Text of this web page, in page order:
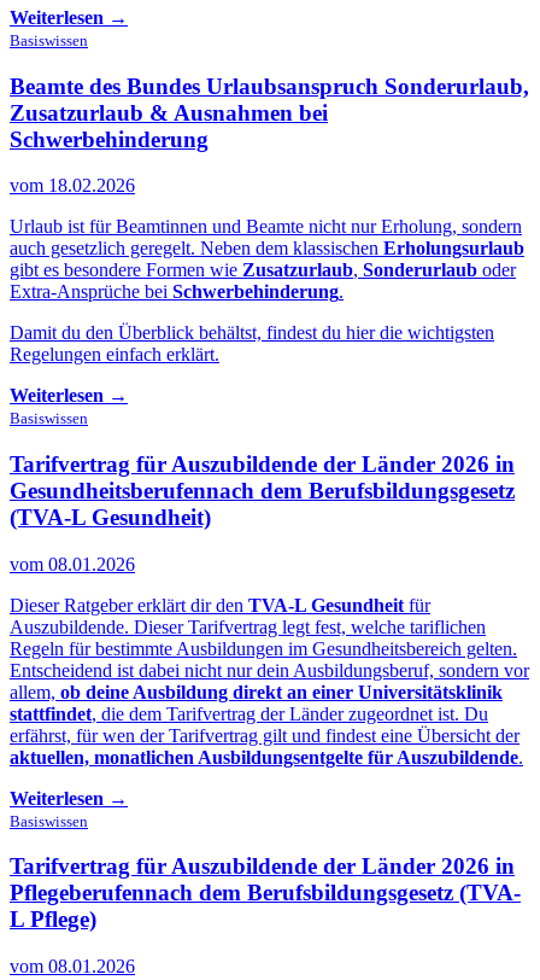
Weiterlesen →
Basiswissen
Beamte des Bundes Urlaubsanspruch Sonderurlaub,
Zusatzurlaub & Ausnahmen bei
Schwerbehinderung
vom 18.02.2026
Urlaub ist für Beamtinnen und Beamte nicht nur Erholung, sondern
auch gesetzlich geregelt. Neben dem klassischen Erholungsurlaub
gibt es besondere Formen wie Zusatzurlaub, Sonderurlaub oder
Extra-Ansprüche bei Schwerbehinderung.
Damit du den Überblick behältst, findest du hier die wichtigsten
Regelungen einfach erklärt.
Weiterlesen →
Basiswissen
Tarifvertrag für Auszubildende der Länder 2026 in
Gesundheitsberufennach dem Berufsbildungsgesetz
(TVA-L Gesundheit)
vom 08.01.2026
Dieser Ratgeber erklärt dir den TVA-L Gesundheit für
Auszubildende. Dieser Tarifvertrag legt fest, welche tariflichen
Regeln für bestimmte Ausbildungen im Gesundheitsbereich gelten.
Entscheidend ist dabei nicht nur dein Ausbildungsberuf, sondern vor
allem, ob deine Ausbildung direkt an einer Universitätsklinik
stattfindet, die dem Tarifvertrag der Länder zugeordnet ist. Du
erfährst, für wen der Tarifvertrag gilt und findest eine Übersicht der
aktuellen, monatlichen Ausbildungsentgelte für Auszubildende.
Weiterlesen →
Basiswissen
Tarifvertrag für Auszubildende der Länder 2026 in
Pflegeberufennach dem Berufsbildungsgesetz (TVA-
L Pflege)
vom 08.01.2026